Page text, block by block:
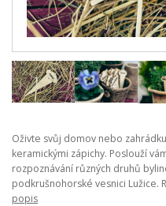
Oživte svůj domov nebo
keramickými zápichy. Poslouží
rozpoznávání různých druhů
podkrušnohorské vesnici Lužice.
popis